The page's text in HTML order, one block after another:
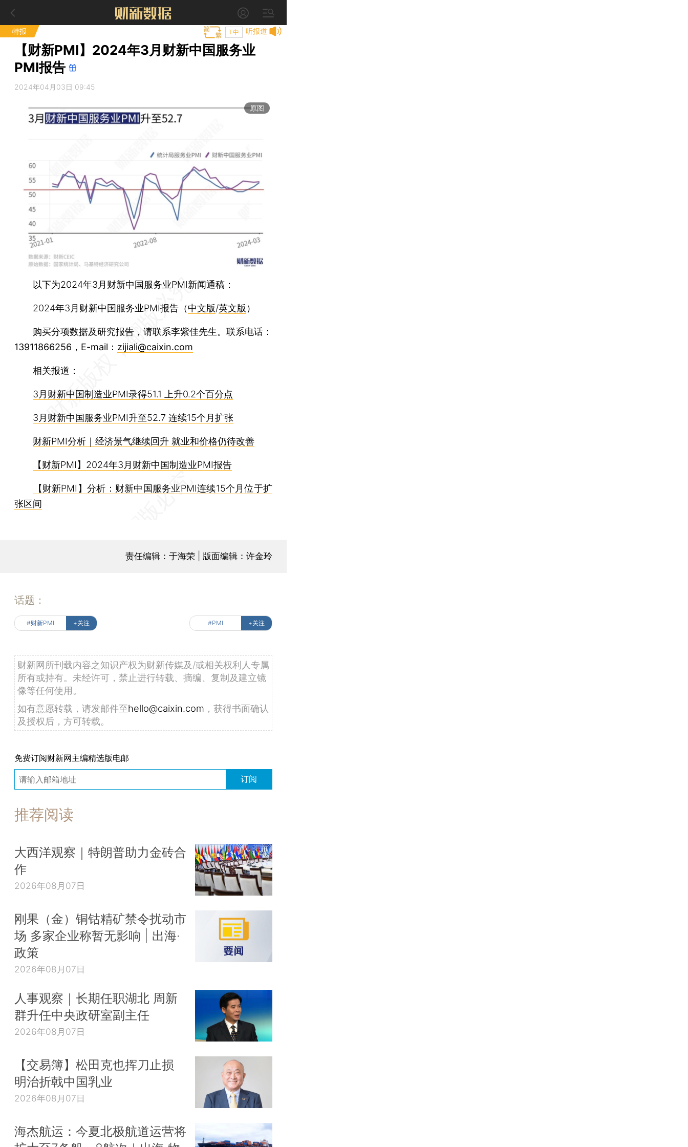
特报 听报道
T中
【财新PMI】2024年3月财新中国服务业
PMI报告
2024年04月03日 09:45
原图
以下为2024年3月财新中国服务业PMI新闻通稿：
2024年3月财新中国服务业PMI报告（中文版/英文版 ）
购买分项数据及研究报告，请联系李紫佳先生。联系电话：
13911866256，E-mail： zijiali@caixin.com
相关报道：
3月财新中国制造业PMI录得51.1 上升0.2个百分点
3月财新中国服务业PMI升至52.7 连续15个月扩张
财新PMI分析｜经济景气继续回升 就业和价格仍待改善
【财新PMI】2024年3月财新中国制造业PMI报告
【财新PMI】分析：财新中国服务业PMI连续15个月位于扩
张区间
责任编辑：于海荣 | 版面编辑：许金玲
话题：
#财新PMI +关注 #PMI +关注
财新网所刊载内容之知识产权为财新传媒及/或相关权利人专属
所有或持有。未经许可，禁止进行转载、摘编、复制及建立镜
像等任何使用。
如有意愿转载，请发邮件至hello@caixin.com ，获得书面确认
及授权后，方可转载。
免费订阅财新网主编精选版电邮
订阅
推荐阅读
大西洋观察｜特朗普助力金砖合
作
2026年08月07日
刚果（金）铜钴精矿禁令扰动市
场 多家企业称暂无影响 | 出海·
政策
2026年08月07日
人事观察｜长期任职湖北 周新
群升任中央政研室副主任
2026年08月07日
【交易簿】松田克也挥刀止损
明治折戟中国乳业
2026年08月07日
海杰航运：今夏北极航道运营将